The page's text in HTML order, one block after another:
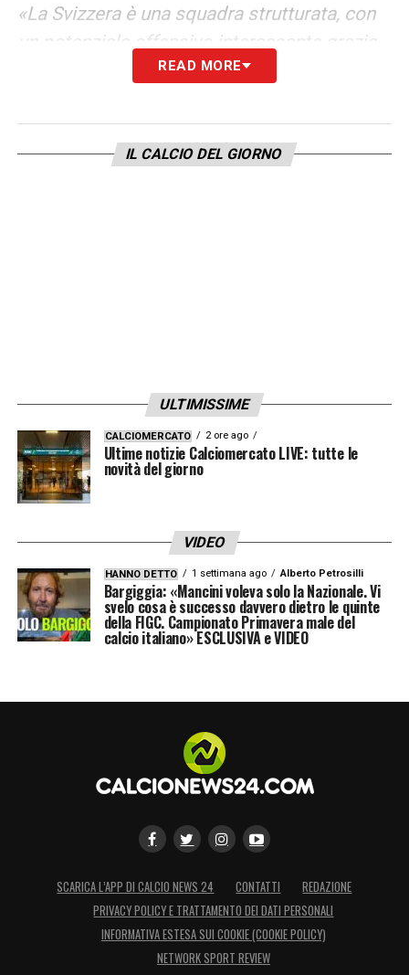
«La Svizzera è una squadra strutturata, con
un potenziale offensivo interessante grazie
alla qualità di Embolo, Seferovic e Shaqiri.
all’avversario, come è successo per esempio
con la Turchia: ha giocato con tre difensori
READ MORE
IL CALCIO DEL GIORNO
ULTIMISSIME
CALCIOMERCATO 2 ore ago
Ultime notizie Calciomercato LIVE: tutte le
novità del giorno
VIDEO
HANNO DETTO 1 settimana ago Alberto Petrosilli
Bargiggia: «Mancini voleva solo la Nazionale. Vi
svelo cosa è successo davvero dietro le quinte
della FIGC. Campionato Primavera male del
calcio italiano» ESCLUSIVA e VIDEO
SCARICA L’APP DI CALCIO NEWS 24 CONTATTI
REDAZIONE
PRIVACY POLICY E TRATTAMENTO DEI DATI PERSONALI
INFORMATIVA ESTESA SUI COOKIE (COOKIE POLICY)
NETWORK SPORT REVIEW